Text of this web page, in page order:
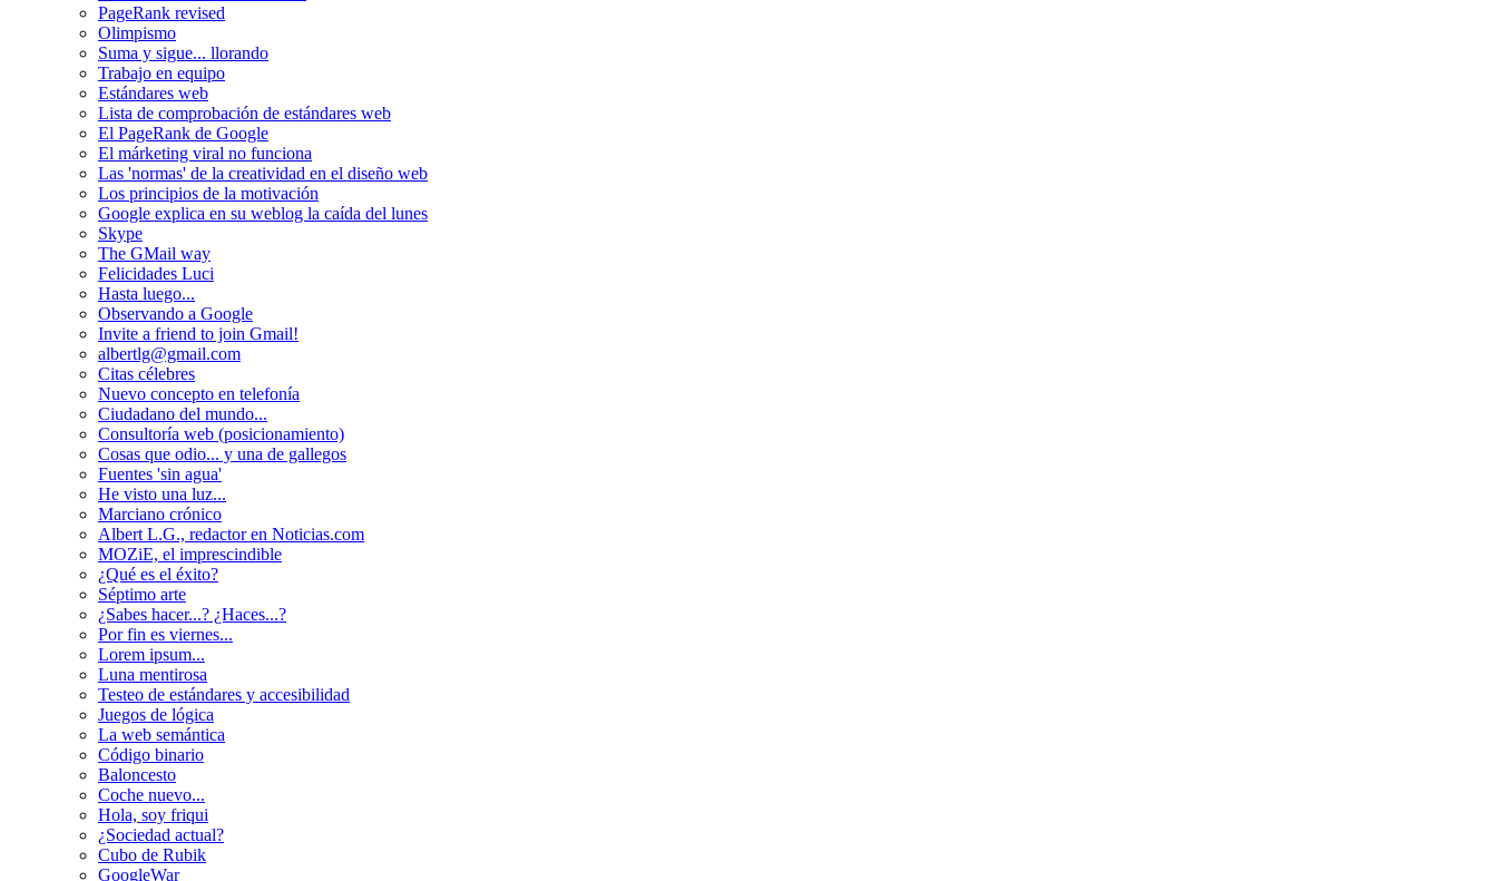
PageRank revised
Olimpismo
Suma y sigue... llorando
Trabajo en equipo
Estándares web
Lista de comprobación de estándares web
El PageRank de Google
El márketing viral no funciona
Las 'normas' de la creatividad en el diseño web
Los principios de la motivación
Google explica en su weblog la caída del lunes
Skype
The GMail way
Felicidades Luci
Hasta luego...
Observando a Google
Invite a friend to join Gmail!
albertlg@gmail.com
Citas célebres
Nuevo concepto en telefonía
Ciudadano del mundo...
Consultoría web (posicionamiento)
Cosas que odio... y una de gallegos
Fuentes 'sin agua'
He visto una luz...
Marciano crónico
Albert L.G., redactor en Noticias.com
MOZiE, el imprescindible
¿Qué es el éxito?
Séptimo arte
¿Sabes hacer...? ¿Haces...?
Por fin es viernes...
Lorem ipsum...
Luna mentirosa
Testeo de estándares y accesibilidad
Juegos de lógica
La web semántica
Código binario
Baloncesto
Coche nuevo...
Hola, soy friqui
¿Sociedad actual?
Cubo de Rubik
GoogleWar